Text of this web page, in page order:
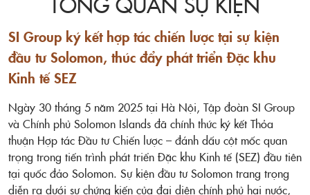
SI Group ký kết hợp tác chiến lược tại sự kiện
đầu tư Solomon, thúc đẩy phát triển Đặc khu
Kinh tế SEZ
Ngày 30 tháng 5 năm 2025 tại Hà Nội, Tập đoàn SI Group
và Chính phủ Solomon Islands đã chính thức ký kết Thỏa
thuận Hợp tác Đầu tư Chiến lược – đánh dấu cột mốc quan
trọng trong tiến trình phát triển Đặc khu Kinh tế (SEZ) đầu tiên
tại quốc đảo Solomon. Sự kiện đầu tư Solomon trang trọng
diễn ra dưới sự chứng kiến của đại diện chính phủ hai nước,